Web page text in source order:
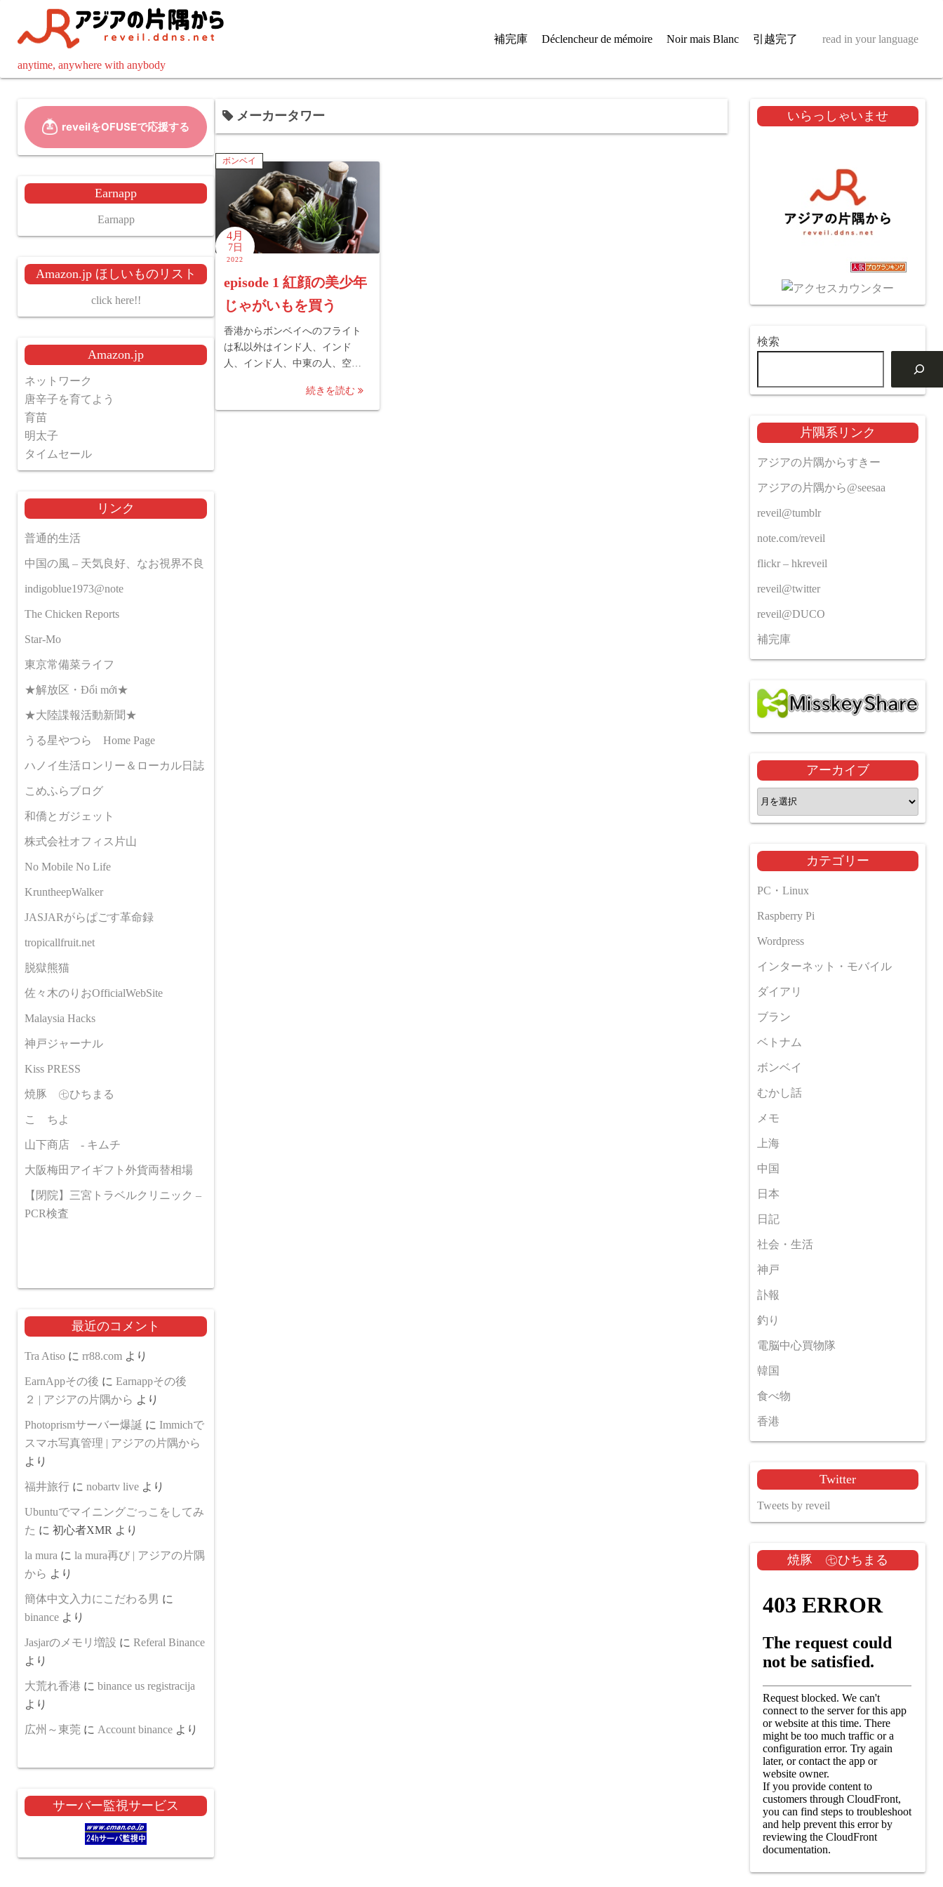
ツ
anytime, anywhere with anybody
補完庫 Déclencheur de mémoire Noir mais Blanc 引越完了 read in your language
メーカータワー
ボンベイ
4月
7日
2022
episode 1 紅顔の美少年
じゃがいもを買う
香港からボンベイへのフライト
は私以外はインド人、インド
人、インド人、中東の人、空…
続きを読む
Earnapp
Earnapp
Amazon.jp ほしいものリスト
click here!!
Amazon.jp
ネットワーク
唐辛子を育てよう
育苗
明太子
タイムセール
リンク
普通的生活
中国の風 – 天気良好、なお視界不良
indigoblue1973@note
The Chicken Reports
Star-Mo
東京常備菜ライフ
★解放区・Đổi mới★
★大陸諜報活動新聞★
うる星やつら Home Page
ハノイ生活ロンリー＆ローカル日誌
こめふらブログ
和僑とガジェット
株式会社オフィス片山
No Mobile No Life
KruntheepWalker
JASJARがらぱごす革命録
tropicallfruit.net
脱獄熊猫
佐々木のりおOfficialWebSite
Malaysia Hacks
神戸ジャーナル
Kiss PRESS
焼豚 ㊆ひちまる
こゝちよ
山下商店 - キムチ
大阪梅田アイギフト外貨両替相場
【閉院】三宮トラベルクリニック –
PCR検査
最近のコメント
Tra Atiso に rr88.com より
EarnAppその後 に Earnappその後
２ | アジアの片隅から より
Photoprismサーバー爆誕 に Immichで
スマホ写真管理 | アジアの片隅から
より
福井旅行 に nobartv live より
Ubuntuでマイニングごっこをしてみ
た に 初心者XMR より
la mura に la mura再び | アジアの片隅
から より
簡体中文入力にこだわる男 に
binance より
Jasjarのメモリ増設 に Referal Binance
より
大荒れ香港 に binance us registracija
より
広州～東莞 に Account binance より
サーバー監視サービス
いらっしゃいませ
検索
片隅系リンク
アジアの片隅からすきー
アジアの片隅から@seesaa
reveil@tumblr
note.com/reveil
flickr – hkreveil
reveil@twitter
reveil@DUCO
補完庫
アーカイブ
ア
ー
イ
ブ
カテゴリー
PC・Linux
Raspberry Pi
Wordpress
インターネット・モバイル
ダイアリ
ブラン
ベトナム
ボンベイ
むかし話
メモ
上海
中国
日本
日記
社会・生活
神戸
訃報
釣り
電脳中心買物隊
韓国
食べ物
香港
Twitter
Tweets by reveil
焼豚 ㊆ひちまる